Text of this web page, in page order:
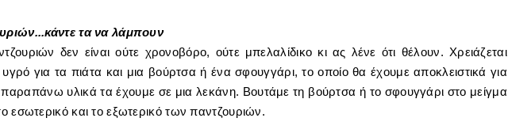
τα να λάμπουν
δεν είναι ούτε χρονοβόρο, ούτε μπελαλίδικο κι ας λένε ότι θέλουν. Χρειάζεται
υγρό για τα πιάτα και μια βούρτσα ή ένα σφουγγάρι, το οποίο θα έχουμε αποκλειστικά για
υλικά τα έχουμε σε μια λεκάνη. Βουτάμε τη βούρτσα ή το σφουγγάρι στο μείγμα
εσωτερικό και το εξωτερικό των παντζουριών.